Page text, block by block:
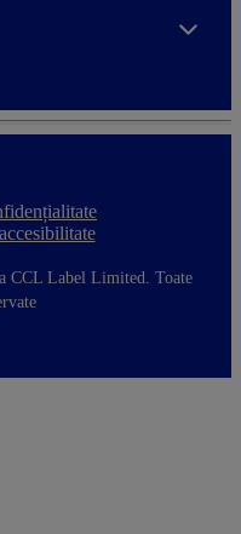
Expand
CCL Label Limited. Toate